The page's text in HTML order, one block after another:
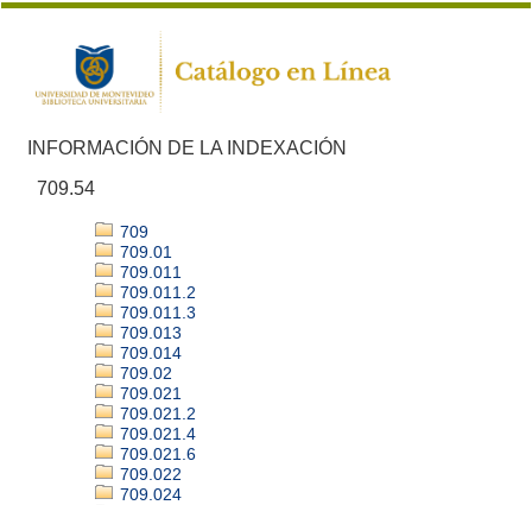
INFORMACIÓN DE LA INDEXACIÓN
709.54
709
709.01
709.011
709.011.2
709.011.3
709.013
709.014
709.02
709.021
709.021.2
709.021.4
709.021.6
709.022
709.024